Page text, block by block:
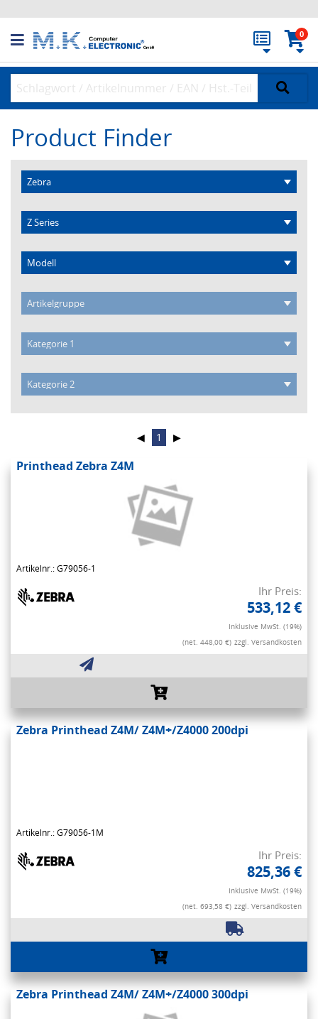
0
Product Finder
◀ 1 ▶
Printhead Zebra Z4M
Artikelnr.: G79056-1
Ihr Preis:
533,12 €
Inklusive MwSt. (19%)
(net. 448,00 €) zzgl. Versandkosten
Zebra Printhead Z4M/ Z4M+/Z4000 200dpi
Artikelnr.: G79056-1M
Ihr Preis:
825,36 €
Inklusive MwSt. (19%)
(net. 693,58 €) zzgl. Versandkosten
Zebra Printhead Z4M/ Z4M+/Z4000 300dpi